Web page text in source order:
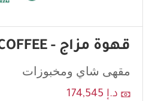
قهوة مزاج - MEZAJ COFFEE
مقهى شاي ومخبوزات
د.إ 174,545